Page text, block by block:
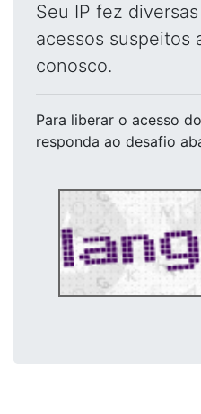
Seu IP fez
acessos suspeitos
conosco.
Para liberar o acesso
responda ao desafio